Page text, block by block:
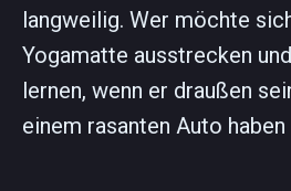
langweilig. Wer möchte
Yogamatte ausstrecken
lernen, wenn er draußen
einem rasanten Auto